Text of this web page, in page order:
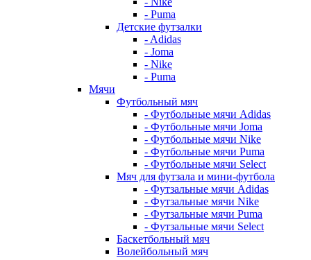
- Puma
Детские футзалки
- Adidas
- Joma
- Nike
- Puma
Мячи
Футбольный мяч
- Футбольные мячи Adidas
- Футбольные мячи Joma
- Футбольные мячи Nike
- Футбольные мячи Puma
- Футбольные мячи Select
Мяч для футзала и мини-футбола
- Футзальные мячи Adidas
- Футзальные мячи Nike
- Футзальные мячи Puma
- Футзальные мячи Select
Баскетбольный мяч
Волейбольный мяч